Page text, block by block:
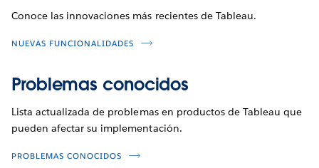
Conoce las innovaciones más recientes de Tableau.
NUEVAS FUNCIONALIDADES
Problemas conocidos
Lista actualizada de problemas en productos de Tableau que
pueden afectar su implementación.
PROBLEMAS CONOCIDOS